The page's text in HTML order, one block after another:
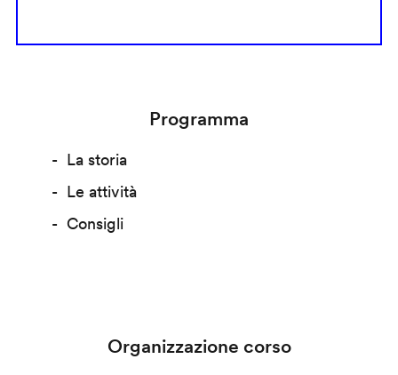
Programma
La storia
Le attività
Consigli
Organizzazione corso